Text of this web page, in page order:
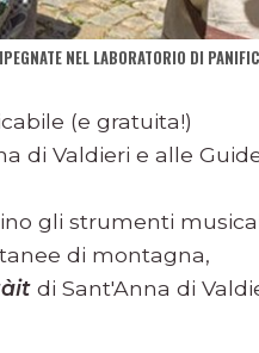
NEL LABORATORIO DI
(e gratuita!)
di Valdieri e alle
gli strumenti
di montagna,
di Sant'Anna di